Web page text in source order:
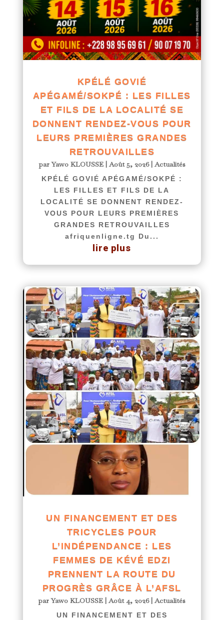
KPÉLÉ GOVIÉ
APÉGAMÉ/SOKPÉ : LES FILLES
ET FILS DE LA LOCALITÉ SE
DONNENT RENDEZ-VOUS POUR
LEURS PREMIÈRES GRANDES
RETROUVAILLES
parYawo KLOUSSE|Août 5, 2026|Actualités
KPÉLÉ GOVIÉ APÉGAMÉ/SOKPÉ :
LES FILLES ET FILS DE LA
LOCALITÉ SE DONNENT RENDEZ-
VOUS POUR LEURS PREMIÈRES
GRANDES RETROUVAILLES
afriquenligne.tg Du...
lire plus
UN FINANCEMENT ET DES
TRICYCLES POUR
L’INDÉPENDANCE : LES
FEMMES DE KÉVÉ EDZI
PRENNENT LA ROUTE DU
PROGRÈS GRÂCE À L’AFSL
parYawo KLOUSSE |Août 4, 2026|Actualités
UN FINANCEMENT ET DES